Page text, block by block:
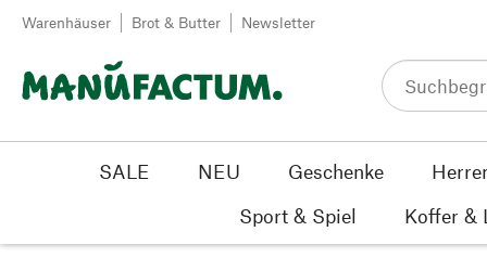
Zum Inhalt springen
Warenhäuser Brot & Butter Newsletter
SALE NEU Geschenke
Sport & Spiel
Koffer &